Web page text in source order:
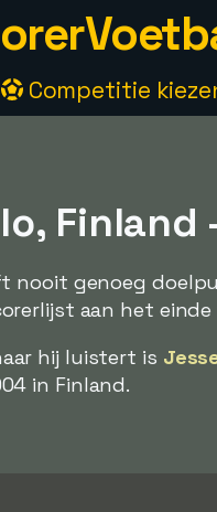
Competitie
Finland
nooit genoeg
aan het einde
hij luistert is
in Finland.